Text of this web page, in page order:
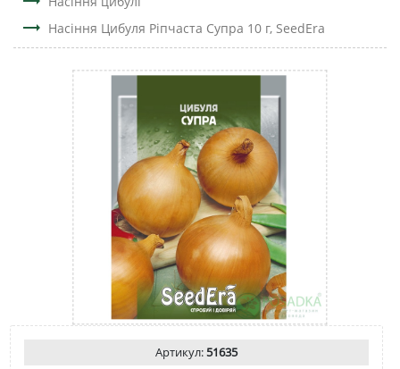
trending_flat Насіння Цибуля Ріпчаста Супра 10 г, SeedEra
Артикул:51635